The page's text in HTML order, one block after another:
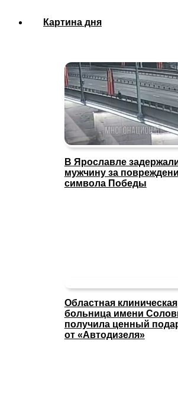
Картина дня
В Ярославле
мужчину за
символа Победы
Областная клиническая
больница имени
получила ценный
от «Автодизеля»